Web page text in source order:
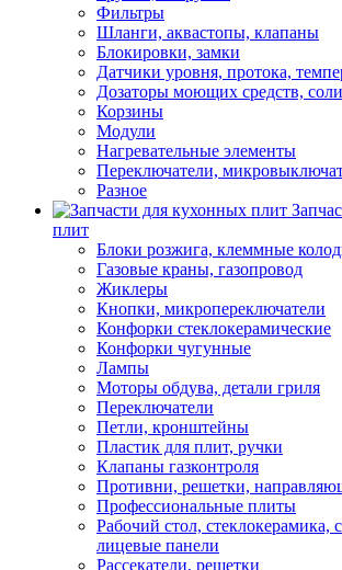
Фильтры
Шланги, аквастопы, клапаны
Блокировки, замки
Датчики уровня, протока,
Дозаторы моющих средств, соли
Корзины
Модули
Нагревательные элементы
Переключатели,
Разное
плит
Блоки розжига, клеммные
Газовые краны, газопровод
Жиклеры
Кнопки, микропереключатели
Конфорки стеклокерамические
Конфорки чугунные
Лампы
Моторы обдува, детали гриля
Переключатели
Петли, кронштейны
Пластик для плит, ручки
Клапаны газконтроля
Противни, решетки,
Профессиональные плиты
Рабочий стол, стеклокерамика,
лицевые панели
Рассекатели, решетки